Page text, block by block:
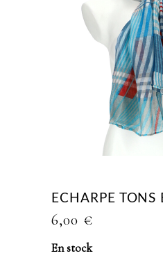
ECHARPE TONS
6,00 €
En stock